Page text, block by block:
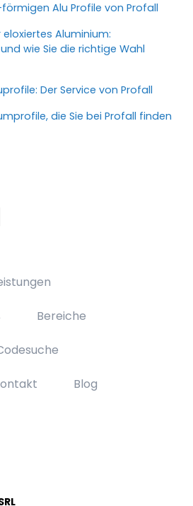
Alu Profile von Profall
Aluminium:
wie Sie die richtige Wahl
Der Service von Profall
die Sie bei Profall finden
Bereiche
Blog